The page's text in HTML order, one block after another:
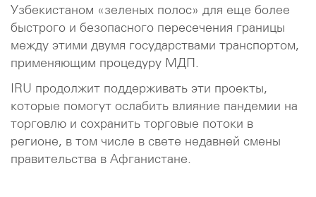
Узбекистаном «зеленых полос» для еще более
быстрого и безопасного пересечения границы
между этими двумя государствами транспортом,
применяющим процедуру МДП.
IRU продолжит поддерживать эти проекты,
которые помогут ослабить влияние пандемии на
торговлю и сохранить торговые потоки в
регионе, в том числе в свете недавней смены
правительства в Афганистане.